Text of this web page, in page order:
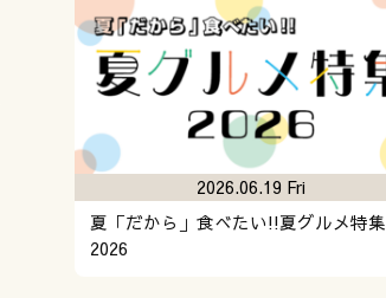
夏「だから」食べたい!!夏グルメ特集
2026
2026.06.19 Fri